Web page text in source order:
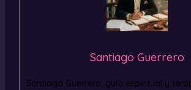
Santiago Guerrero
Santiago Guerrero, guía espiritual y